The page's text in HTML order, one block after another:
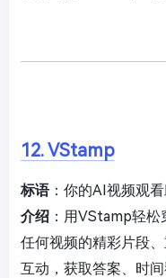
12. VStamp
标语：你的AI视频观
介绍 ：用VStamp轻
任何视频的精彩片段
互动，获取答案、时